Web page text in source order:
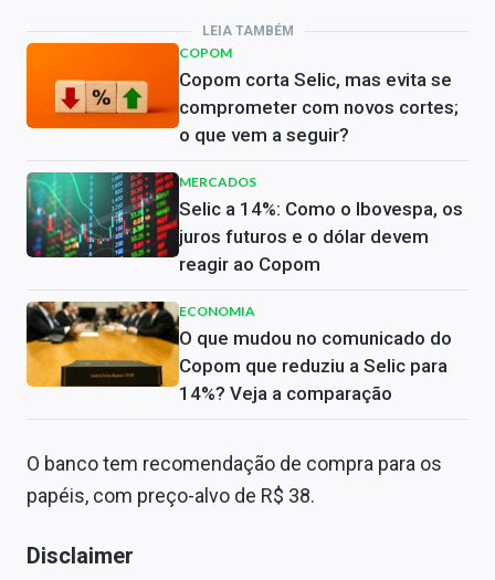
LEIA TAMBÉM
COPOM
Copom corta Selic, mas evita se
comprometer com novos cortes;
o que vem a seguir?
MERCADOS
Selic a 14%: Como o Ibovespa, os
juros futuros e o dólar devem
reagir ao Copom
ECONOMIA
O que mudou no comunicado do
Copom que reduziu a Selic para
14%? Veja a comparação
O banco tem recomendação de compra para os
papéis, com preço-alvo de R$ 38.
Disclaimer